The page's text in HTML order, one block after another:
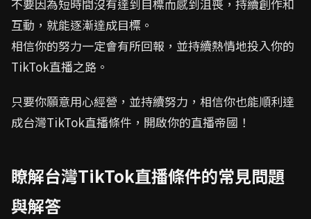
不要因為短時間沒有達到目標而感到沮喪，持續創作和
互動，就能逐漸達成目標。
相信你的努力一定會有所回報，並持續熱情地投入你的
TikTok直播之路。
只要你願意用心經營，並持續努力，相信你也能順利達
成台灣TikTok直播條件，開啟你的直播帝國！
瞭解台灣TikTok直播條件的常見問題
與解答